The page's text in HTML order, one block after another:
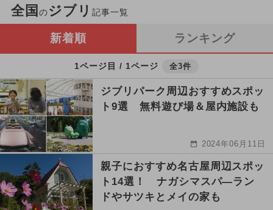
全国 のジブリ 記事一覧
新着順 ランキング
1ページ目 / 1ページ 全3件
ジブリパーク周辺おすすめスポッ
ト9選 無料遊び場＆屋内施設も
2024年06月11日
親子におすすめ名古屋周辺スポッ
ト14選！ ナガシマスパ―ラン
ドやサツキとメイの家も